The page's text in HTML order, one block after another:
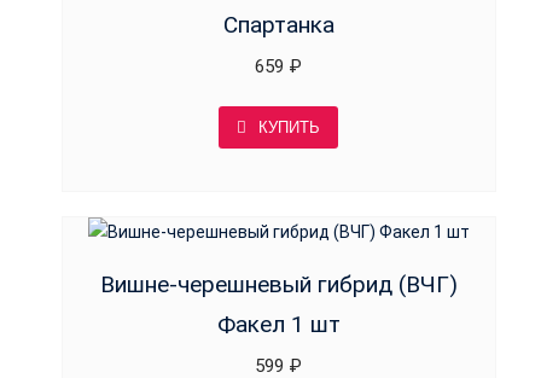
Спартанка
659 ₽
КУПИТЬ
Вишне-черешневый гибрид (ВЧГ)
Факел 1 шт
599 ₽